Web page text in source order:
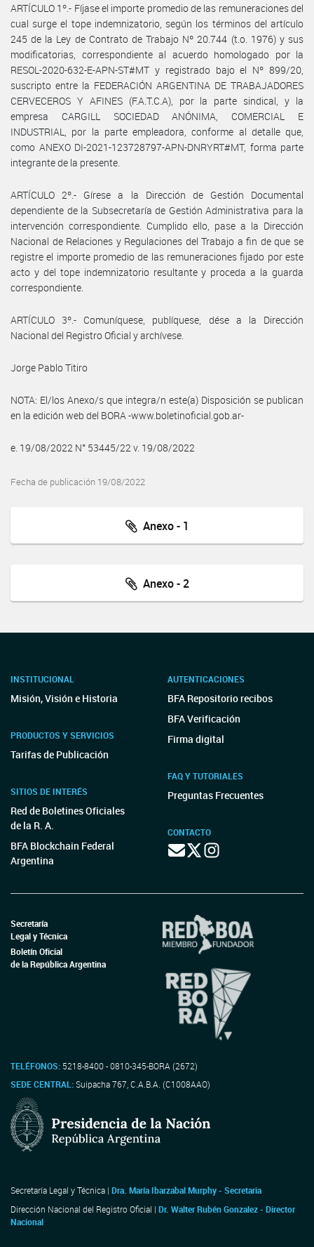
ARTÍCULO 1º.- Fíjase el importe promedio de las remuneraciones del
cual surge el tope indemnizatorio, según los términos del artículo
245 de la Ley de Contrato de Trabajo Nº 20.744 (t.o. 1976) y sus
modificatorias, correspondiente al acuerdo homologado por la
RESOL-2020-632-E-APN-ST#MT y registrado bajo el Nº 899/20,
suscripto entre la FEDERACIÓN ARGENTINA DE TRABAJADORES
CERVECEROS Y AFINES (F.A.T.C.A), por la parte sindical, y la
empresa CARGILL SOCIEDAD ANÓNIMA, COMERCIAL E
INDUSTRIAL, por la parte empleadora, conforme al detalle que,
como ANEXO DI-2021-123728797-APN-DNRYRT#MT, forma parte
integrante de la presente.
ARTÍCULO 2º.- Gírese a la Dirección de Gestión Documental
dependiente de la Subsecretaría de Gestión Administrativa para la
intervención correspondiente. Cumplido ello, pase a la Dirección
Nacional de Relaciones y Regulaciones del Trabajo a fin de que se
registre el importe promedio de las remuneraciones fijado por este
acto y del tope indemnizatorio resultante y proceda a la guarda
correspondiente.
ARTÍCULO 3º.- Comuníquese, publíquese, dése a la Dirección
Nacional del Registro Oficial y archívese.
Jorge Pablo Titiro
NOTA: El/los Anexo/s que integra/n este(a) Disposición se publican
en la edición web del BORA -www.boletinoficial.gob.ar-
e. 19/08/2022 N° 53445/22 v. 19/08/2022
Fecha de publicación 19/08/2022
Anexo - 1
Anexo - 2
INSTITUCIONAL
Misión, Visión e Historia
PRODUCTOS Y SERVICIOS
Tarifas de Publicación
SITIOS DE INTERÉS
Red de Boletines Oficiales
de la R. A.
BFA Blockchain Federal
Argentina
AUTENTICACIONES
BFA Repositorio recibos
BFA Verificación
Firma digital
FAQ Y TUTORIALES
Preguntas Frecuentes
CONTACTO
Secretaría
Legal y Técnica
Boletín Oficial
de la República Argentina
TELÉFONOS: 5218-8400 - 0810-345-BORA (2672)
SEDE CENTRAL:Suipacha 767, C.A.B.A. (C1008AAO)
Secretaría Legal y Técnica | Dra. María Ibarzabal Murphy - Secretaria
Dirección Nacional del Registro Oficial | Dr. Walter Rubén Gonzalez - Director
Nacional